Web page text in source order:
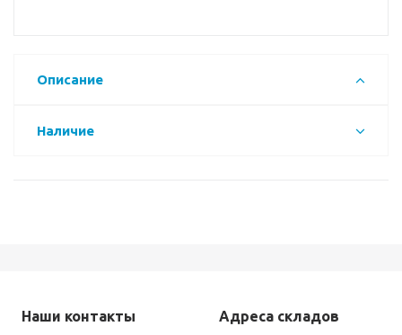
Описание
Наличие
Наши контакты Адреса складов